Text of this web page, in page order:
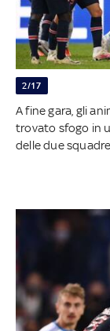
2/17
A fine gara, gli
trovato sfogo in
delle due